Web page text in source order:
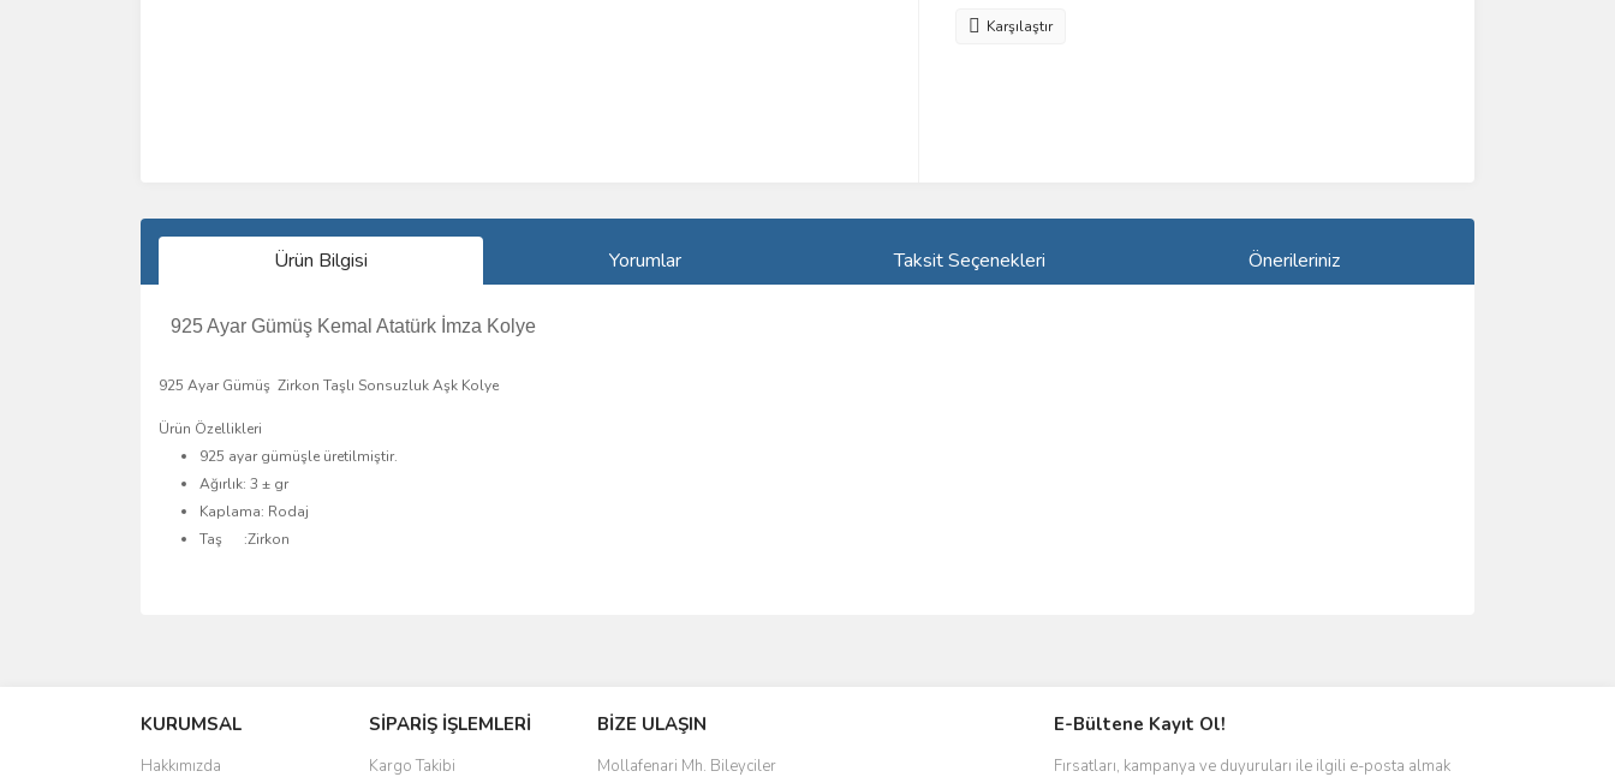
Karşılaştır
Ürün Bilgisi Yorumlar Taksit Seçenekleri Önerileriniz
925 Ayar Gümüş Kemal Atatürk İmza Kolye
925 Ayar Gümüş Zirkon Taşlı Sonsuzluk Aşk Kolye
Ürün Özellikleri
925 ayar gümüşle üretilmiştir.
Ağırlık: 3 ± gr
Kaplama: Rodaj
Taş :Zirkon
Ürün resmi kalitesiz, bozuk veya görüntülenemiyor.
Ürün açıklamasında eksik bilgiler bulunuyor.
KURUMSAL
Hakkımızda
SİPARİŞ İŞLEMLERİ
Kargo Takibi
BİZE ULAŞIN
Mollafenari Mh. Bileyciler
E-Bültene Kayıt Ol!
Fırsatları, kampanya ve duyuruları ile ilgili e-posta almak